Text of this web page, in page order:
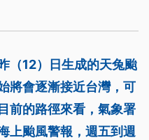
（12）日生成的天兔颱
將會逐漸接近台灣，可
前的路徑來看，氣象署
上颱風警報，週五到週